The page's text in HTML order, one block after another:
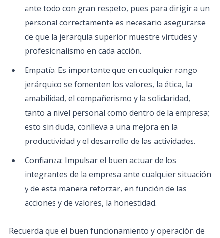
ante todo con gran respeto, pues para dirigir a un
personal correctamente es necesario asegurarse
de que la jerarquía superior muestre virtudes y
profesionalismo en cada acción.
Empatía: Es importante que en cualquier rango
jerárquico se fomenten los valores, la ética, la
amabilidad, el compañerismo y la solidaridad,
tanto a nivel personal como dentro de la empresa;
esto sin duda, conlleva a una mejora en la
productividad y el desarrollo de las actividades.
Confianza: Impulsar el buen actuar de los
integrantes de la empresa ante cualquier situación
y de esta manera reforzar, en función de las
acciones y de valores, la honestidad.
Recuerda que el buen funcionamiento y operación de